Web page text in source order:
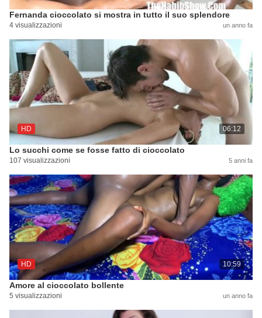
Fernanda cioccolato si mostra in tutto il suo splendore
4 visualizzazioni un anno fa
HD 06:12
Lo succhi come se fosse fatto di cioccolato
107 visualizzazioni 5 anni fa
HD 10:59
Amore al cioccolato bollente
5 visualizzazioni un anno fa